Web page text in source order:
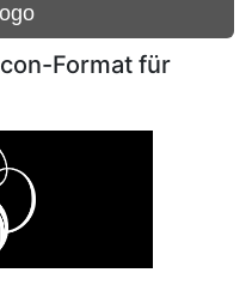
Format für